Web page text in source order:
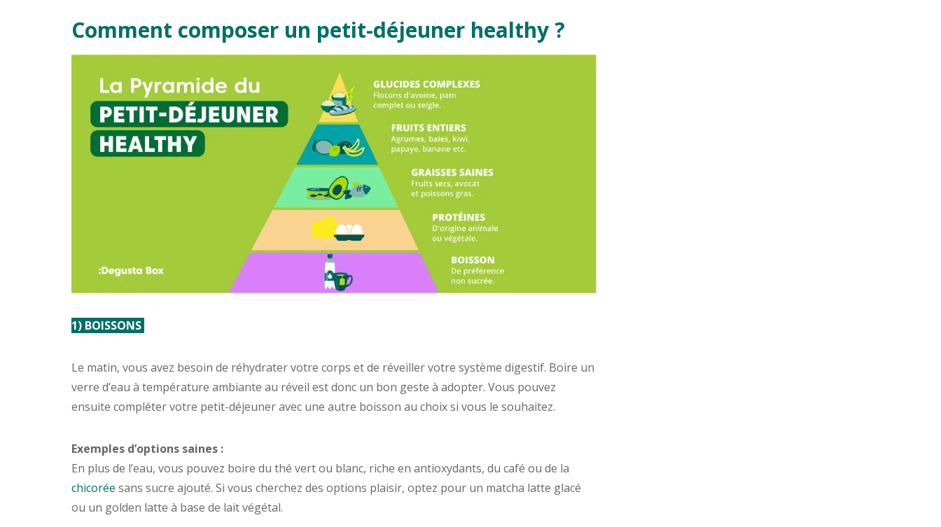
Comment composer un petit-déjeuner healthy ?
1) BOISSONS
Le matin, vous avez besoin de réhydrater votre corps et de réveiller votre système digestif. Boire un
verre d’eau à température ambiante au réveil est donc un bon geste à adopter. Vous pouvez
ensuite compléter votre petit-déjeuner avec une autre boisson au choix si vous le souhaitez.
Exemples d’options saines :
En plus de l’eau, vous pouvez boire du thé vert ou blanc, riche en antioxydants, du café ou de la
chicorée sans sucre ajouté. Si vous cherchez des options plaisir, optez pour un matcha latte glacé
ou un golden latte à base de lait végétal.